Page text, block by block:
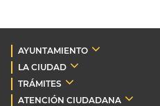
AYUNTAMIENTO
LA CIUDAD
TRÁMITES
ATENCIÓN CIUDADANA